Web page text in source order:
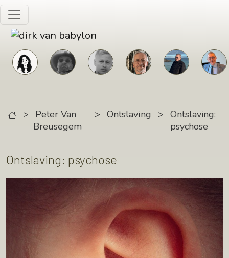
Skip to main content
>
Peter Van
Breusegem
> Ontslaving > Ontslaving:
psychose
Ontslaving: psychose